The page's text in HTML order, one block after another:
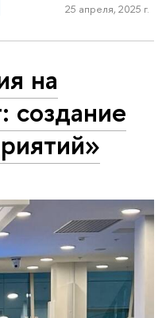
25 апреля, 2025 г.
на
создание